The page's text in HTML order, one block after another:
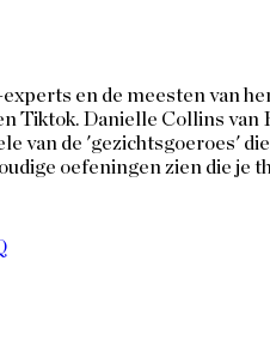
en de meesten van
Tiktok. Danielle Collins van
van de 'gezichtsgoeroes'
oefeningen zien die je